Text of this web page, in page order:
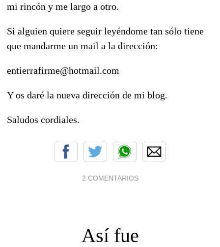
mi rincón y me largo a otro.
Si alguien quiere seguir leyéndome tan sólo tiene
que mandarme un mail a la dirección:
entierrafirme@hotmail.com
Y os daré la nueva dirección de mi blog.
Saludos cordiales.
2 COMENTARIOS
Así fue